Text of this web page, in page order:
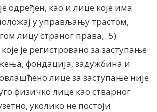
одређен, као и лице које има
у управљању трастом,
лицу страног права; 5)
је регистровано за заступање
фондација, задужбина и
лице за заступање није
физичко лице као стварног
уколико не постоји